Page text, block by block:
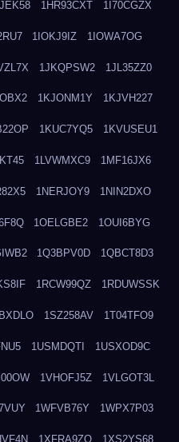
1HR93CXT 1I70CGZX
1IOKJ9IZ 1IOWA7OG
1JKQPSW2 1JL35ZZ0
1KJONM1Y 1KJVH227
1KUC7YQ5 1KVUSEU1
1LVWMXC9 1MF16JX6
1NERJOY9 1NIN2DXO
1OELGBE2 1OUI6BYG
1Q3BPV0D 1QBCT8D3
1RCW99QZ 1RDUWSSK
1SZ258AV 1T04TFO9
1USMDQTI 1USXOD9C
1VHOFJ5Z 1VLGOT3L
1WFVB76Y 1WPX7P03
1XFRA9ZO 1XS2YS68